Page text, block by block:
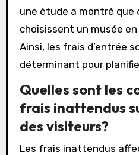
une étude a montré que
choisissent un musée
Ainsi, les frais d’entrée
déterminant pour
Quelles sont les
frais inattendus
des visiteurs?
Les frais inattendus